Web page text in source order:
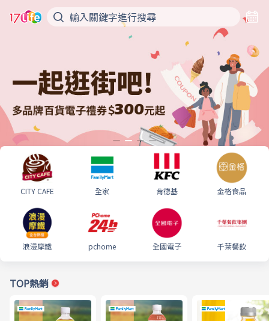
CITY CAFE 全家 肯德基 金格食品
浪漫摩鐵 pchome 全國電子 千葉餐飲
TOP熱銷